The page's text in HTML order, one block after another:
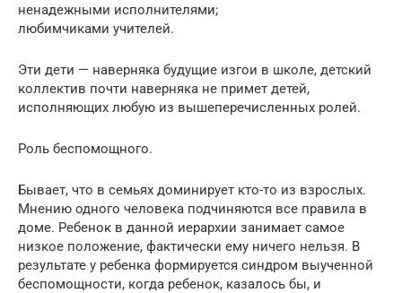
ненадежными исполнителями;
любимчиками учителей.
Эти дети — наверняка будущие изгои в школе, детский
коллектив почти наверняка не примет детей,
исполняющих любую из вышеперечисленных ролей.
Роль беспомощного.
Бывает, что в семьях доминирует кто-то из взрослых.
Мнению одного человека подчиняются все правила в
доме. Ребенок в данной иерархии занимает самое
низкое положение, фактически ему ничего нельзя. В
результате у ребенка формируется синдром выученной
беспомощности, когда ребенок, казалось бы, и